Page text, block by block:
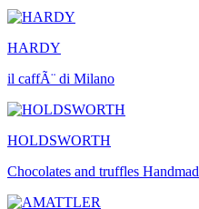
HARDY
il caffÃ¨ di Milano
HOLDSWORTH
Chocolates and truffles